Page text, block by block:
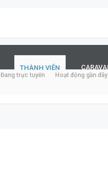
THÀNH VIÊN
Đang trực tuyến Hoạt động gần đây